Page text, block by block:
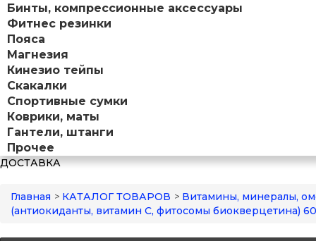
Бинты, компрессионные аксессуары
Фитнес резинки
Пояса
Магнезия
Кинезио тейпы
Скакалки
Спортивные сумки
Коврики, маты
Гантели, штанги
Прочее
ДОСТАВКА
Главная > КАТАЛОГ ТОВАРОВ > Витамины, минералы,
(антиокиданты, витамин С, фитосомы биокверцетина)